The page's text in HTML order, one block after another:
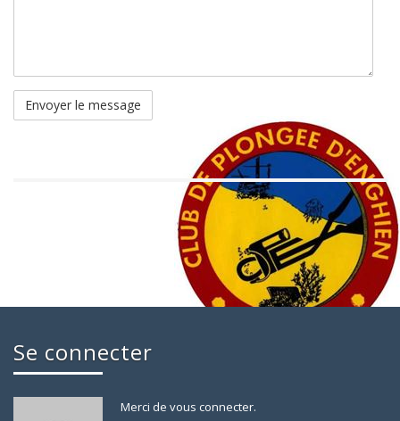
Se connecter
Merci de vous connecter.